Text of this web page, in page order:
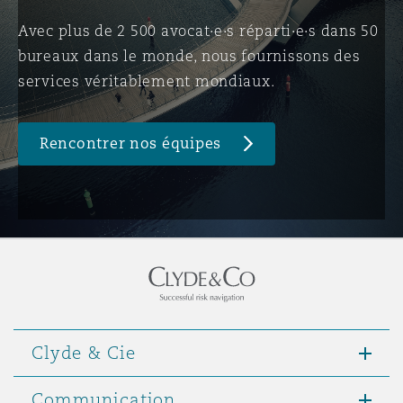
Avec plus de 2 500 avocat·e·s réparti·e·s dans 50
bureaux dans le monde, nous fournissons des
services véritablement mondiaux.
Rencontrer nos équipes
Clyde & Cie